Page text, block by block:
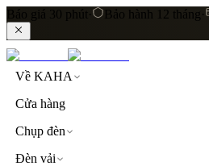
Báo giá 30 phút · Bảo hành 12 tháng ·
Về KAHA
Cửa hàng
Chụp đèn
Đèn vải